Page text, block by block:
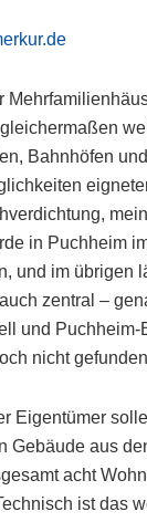
Bahnhöfen und
in Puchheim
und im übrigen
zentral –
und Puchheim-
nicht
Eigentümer
Gebäude aus
acht
ist das